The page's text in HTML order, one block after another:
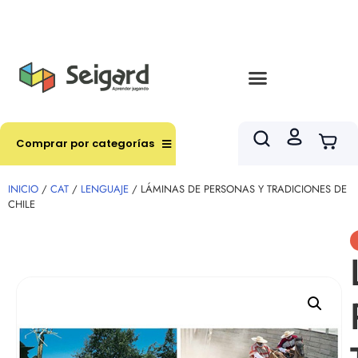
Comprar por categorías
INICIO / CAT / LENGUAJE / LÁMINAS DE PERSONAS Y TRADICIONES DE
CHILE